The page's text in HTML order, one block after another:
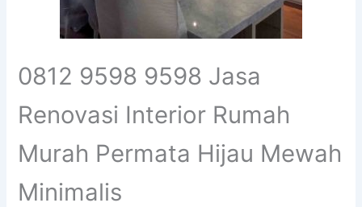
0812 9598 9598 Jasa
Renovasi Interior Rumah
Murah Permata Hijau Mewah
Minimalis